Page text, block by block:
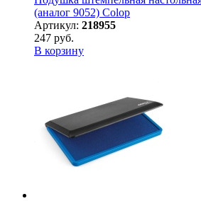
(аналог 9052) Colop
Артикул: 218955
247 руб.
В корзину